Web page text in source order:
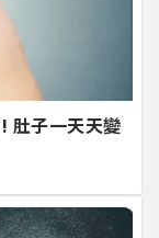
肚子一天天變